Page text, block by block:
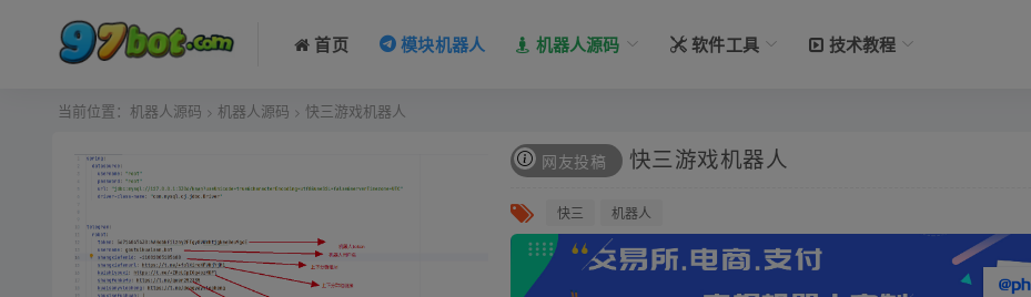
首页 模块机器人 机器人源码 软件工具 技术教程
当前位置： 机器人源码 > 机器人源码 > 快三游戏机器人
网友投稿 快三游戏机器人
快三 机器人